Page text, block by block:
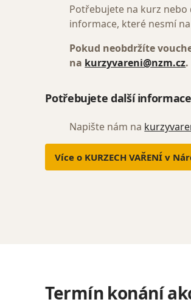
Potřebujete na kurz
informace, které nesmí
Pokud neobdržíte
na kurzyvareni@nzm.cz.
Potřebujete další
Napište nám na
Více o KURZECH VAŘENÍ v
Termín konání